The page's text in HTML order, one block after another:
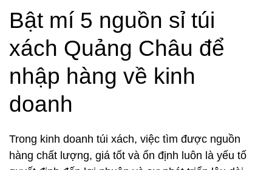
Bật mí 5 nguồn sỉ túi
xách Quảng Châu để
nhập hàng về kinh
doanh
Trong kinh doanh túi xách, việc tìm được nguồn
hàng chất lượng, giá tốt và ổn định luôn là yếu tố